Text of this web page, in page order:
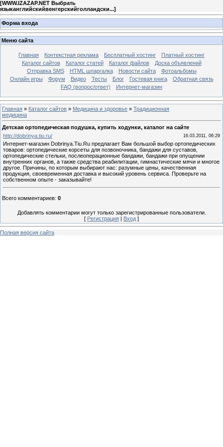
[WWW.IZAZAP.NET Выбрать
языканглийскийвенгерскийголландски...]
Форма входа
Меню сайта
Главная Контекстная реклама Бесплатный хостинг
Платный хостинг
Каталог сайтов
Каталог статей Каталог файлов
Доска объявлений
Отправка SMS
HTML шпаргалка Новости сайта
Фотоальбомы
Онлайн игры
Форум Видео Тесты Блог Гостевая книга
Обратная связь
FAQ (вопрос/ответ)
Интернет-магазин
Главная » Каталог сайтов » Медицина и здоровье » Традиционная
медицина
Детская ортопедическая подушка, купить ходунки, каталог на сайте
http://dobrinya.tiu.ru/
16.03.2011, 06:29
Интернет-магазин Dobrinya.Tiu.Ru предлагает Вам большой выбор ортопедических
товаров: ортопедические корсеты для позвоночника, бандажи для суставов,
ортопедические стельки, послеоперационные бандажи, бандажи при опущении
внутренних органов, а также средства реабилитации, гимнастические мячи и многое
другое. Причины, по которым выбирают нас: разумные цены, качественная
продукция, своевременная доставка и высокий уровень сервиса. Проверьте на
собственном опыте - заказывайте!
Всего комментариев: 0
Добавлять комментарии могут только зарегистрированные пользователи.
[ Регистрация | Вход ]
Полная версия сайта